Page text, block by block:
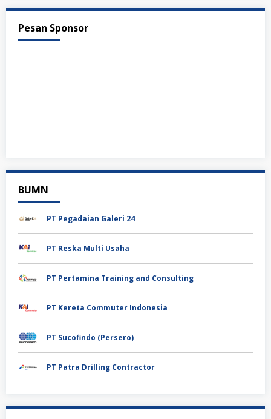
Pesan Sponsor
BUMN
PT Pegadaian Galeri 24
PT Reska Multi Usaha
PT Pertamina Training and Consulting
PT Kereta Commuter Indonesia
PT Sucofindo (Persero)
PT Patra Drilling Contractor